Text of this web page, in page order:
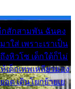
กสักสามพัน ฉันคง
ใส่ เพราะเราเป็น
งหิวโซ เด็กใต้ก็ไม่
ด็กเทพเหลียวมอง
ด เดินโยกย้ายเย